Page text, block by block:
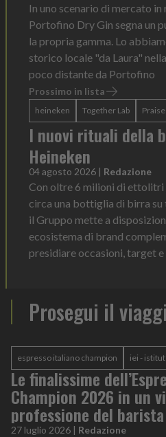
In uno scenario di mercato
Portofino Dry Gin segna un
la propria gamma. Lo
storico locale "da Laura"
poco distante da Portofino
Prossimo in lista
heineken Together Lab
I nuovi rituali della
Heineken
04 agosto 2026 | Redazione
Con oltre 6 milioni di
circa una bottiglia di birra
il Gruppo mette a
ecosistema di brand
presidiare occasioni, target
Prosegui il
espresso italiano champion iei -
Le finalissime
Champion 2026 in un
professione del barista
27 luglio 2026 | Redazione